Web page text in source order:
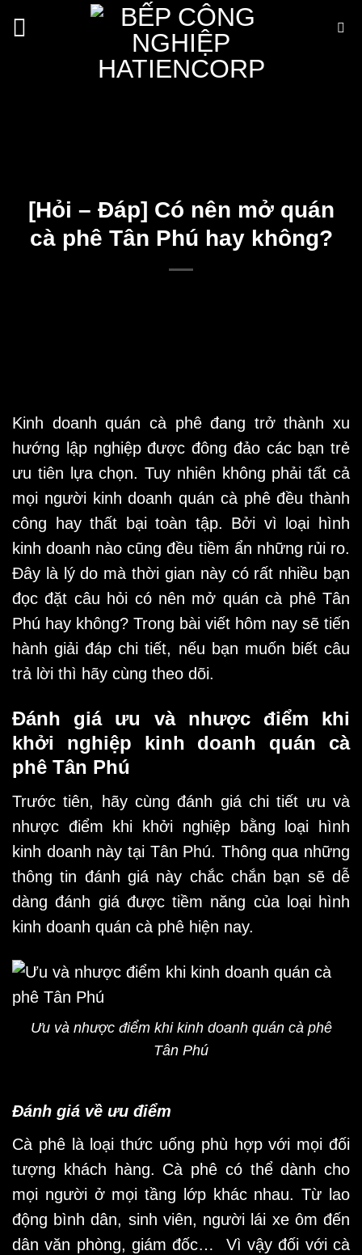
qua
[Hỏi – Đáp] Có nên mở quán
cà phê Tân Phú hay không?
Kinh doanh quán cà phê đang trở thành xu
hướng lập nghiệp được đông đảo các bạn trẻ
ưu tiên lựa chọn. Tuy nhiên không phải tất cả
mọi người kinh doanh quán cà phê đều thành
công hay thất bại toàn tập. Bởi vì loại hình
kinh doanh nào cũng đều tiềm ẩn những rủi ro.
Đây là lý do mà thời gian này có rất nhiều bạn
đọc đặt câu hỏi có nên mở quán cà phê Tân
Phú hay không? Trong bài viết hôm nay sẽ tiến
hành giải đáp chi tiết, nếu bạn muốn biết câu
trả lời thì hãy cùng theo dõi.
Đánh giá ưu và nhược điểm khi
khởi nghiệp kinh doanh quán cà
phê Tân Phú
Trước tiên,
hãy cùng đánh giá chi tiết ưu và
nhược điểm khi khởi nghiệp bằng loại hình
kinh doanh này tại Tân Phú. Thông qua những
thông tin đánh giá này chắc chắn bạn sẽ dễ
dàng đánh giá được tiềm năng của loại hình
kinh doanh quán cà phê hiện nay.
Ưu và nhược điểm khi kinh doanh quán cà phê
Tân Phú
Đánh giá về ưu điểm
Cà phê là loại thức uống phù hợp với mọi đối
tượng khách hàng. Cà phê có thể dành cho
mọi người ở mọi tầng lớp khác nhau. Từ lao
động bình dân, sinh viên, người lái xe ôm đến
dân văn phòng, giám đốc… Vì vậy đối với cà